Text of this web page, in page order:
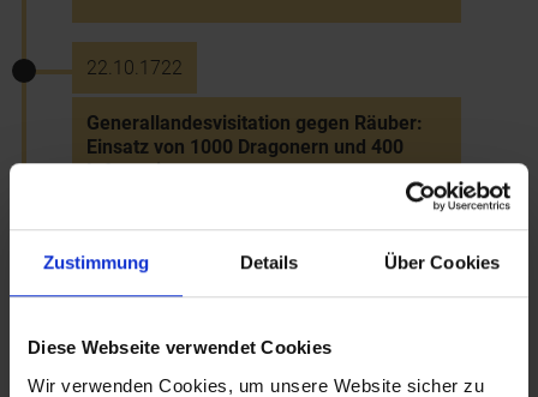
Zustimmung Details Über Cookies
Diese Webseite verwendet Cookies
Wir verwenden Cookies, um unsere Website sicher zu
22.10.1722
Generallandesvisitation gegen Räuber:
Einsatz von 1000 Dragonern und 400
Infanteristen
29.6.1724